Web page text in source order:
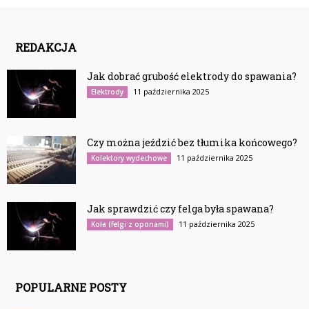
REDAKCJA
Jak dobrać grubość elektrody do spawania?
Elektrody 11 października 2025
Czy można jeździć bez tłumika końcowego?
Kolektory wydechowe 11 października 2025
Jak sprawdzić czy felga była spawana?
Koła (felgi z oponami) 11 października 2025
POPULARNE POSTY